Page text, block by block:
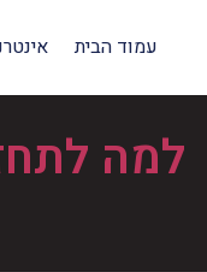
עמוד הבית
למה